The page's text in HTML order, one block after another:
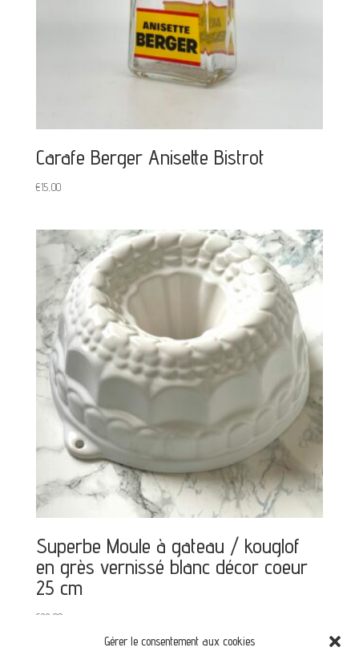
Gérer le consentement aux cookies
Carafe Berger Anisette Bistrot
€15,00
Superbe Moule à gateau / kouglof
en grès vernissé blanc décor coeur
25 cm
€28,00